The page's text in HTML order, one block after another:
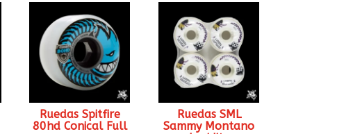
Ruedas Spitfire
80hd Conical Full
Ruedas SML
Sammy Montano